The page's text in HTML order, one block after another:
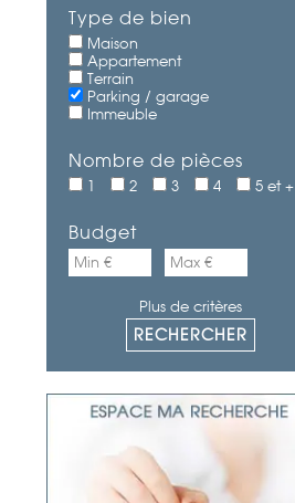
Type de bien
Maison
Appartement
Terrain
Parking / garage
Immeuble
Nombre de pièces
1 2 3 4 5 et +
Budget
Plus de critères